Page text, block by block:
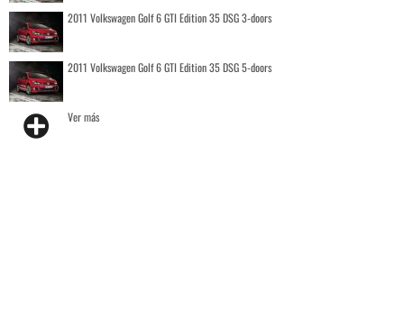
2011 Volkswagen Golf 6 GTI Edition 35 DSG 3-doors
2011 Volkswagen Golf 6 GTI Edition 35 DSG 5-doors
Ver más